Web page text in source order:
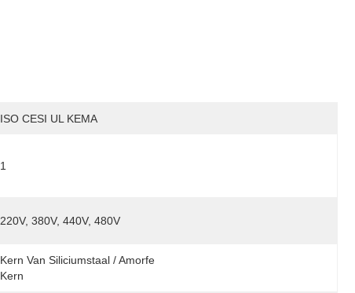
ISO CESI UL KEMA
1
220V, 380V, 440V, 480V
Kern Van Siliciumstaal / Amorfe
Kern